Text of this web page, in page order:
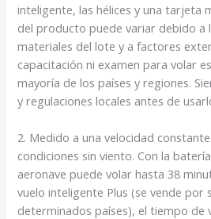
inteligente, las hélices y una tarjeta
del producto puede variar debido a
materiales del lote y a factores
capacitación ni examen para volar
mayoría de los países y regiones.
y regulaciones locales antes de
2. Medido a una velocidad
condiciones sin viento. Con la
aeronave puede volar hasta 38
vuelo inteligente Plus (se vende por
determinados países), el tiempo de